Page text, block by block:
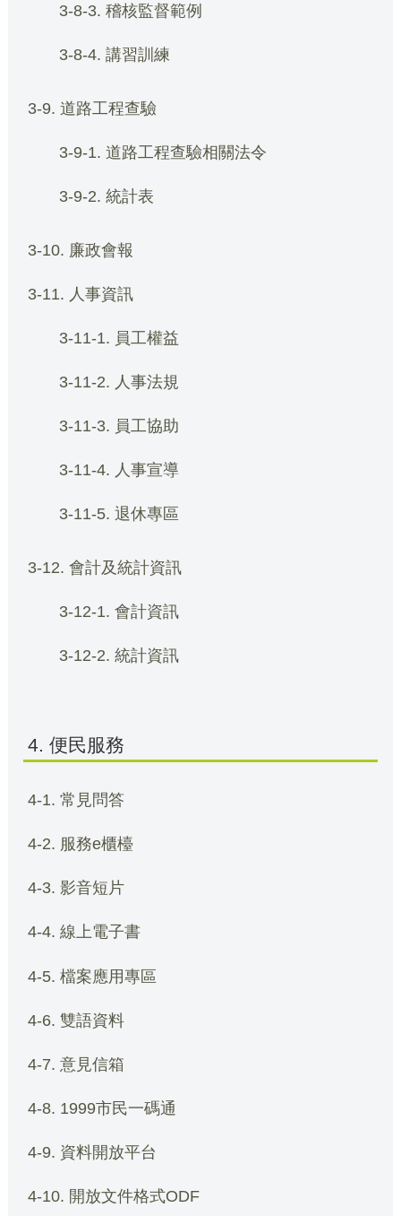
3-8-3. 稽核監督範例
3-8-4. 講習訓練
3-9. 道路工程查驗
3-9-1. 道路工程查驗相關法令
3-9-2. 統計表
3-10. 廉政會報
3-11. 人事資訊
3-11-1. 員工權益
3-11-2. 人事法規
3-11-3. 員工協助
3-11-4. 人事宣導
3-11-5. 退休專區
3-12. 會計及統計資訊
3-12-1. 會計資訊
3-12-2. 統計資訊
4. 便民服務
4-1. 常見問答
4-2. 服務e櫃檯
4-3. 影音短片
4-4. 線上電子書
4-5. 檔案應用專區
4-6. 雙語資料
4-7. 意見信箱
4-8. 1999市民一碼通
4-9. 資料開放平台
4-10. 開放文件格式ODF